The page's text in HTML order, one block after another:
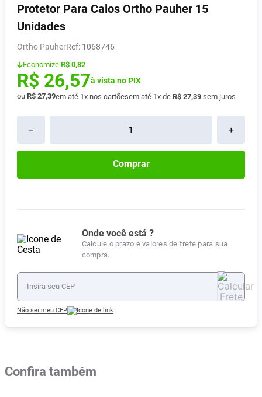
Protetor Para Calos Ortho Pauher 15
Unidades
Ortho Pauher : 1068746
Economize R$ 0,82
R$ 26,57à vista no PIX
ou R$ 27,39em até 1x nos cartõesem até 1x de R$ 27,39 sem juros
＋
－
Comprar
Onde você está ?
Calcule o prazo e valores de frete para sua
compra.
Não sei meu CEP
Confira também
6º Shampoo
7º Desodorante
8 º Absorvente
9º Lavitan
10 º Vitamina D